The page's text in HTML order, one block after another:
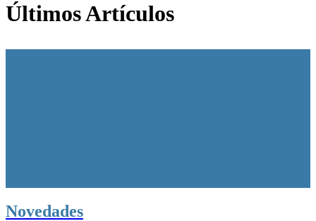
Últimos Artículos
Novedades